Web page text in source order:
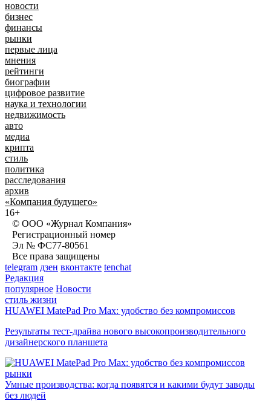
новости
бизнес
финансы
рынки
первые лица
мнения
рейтинги
биографии
цифровое развитие
наука и технологии
недвижимость
авто
медиа
крипта
стиль
политика
расследования
архив
«Компания будущего»
16+
© ООО «Журнал Компания»
Регистрационный номер
Эл № ФС77-80561
Все права защищены
telegram дзен вконтакте tenchat
Редакция
популярное Новости
стиль жизни
HUAWEI MatePad Pro Max: удобство без компромиссов
Результаты тест-драйва нового высокопроизводительного
дизайнерского планшета
рынки
Умные производства: когда появятся и какими будут заводы
без людей